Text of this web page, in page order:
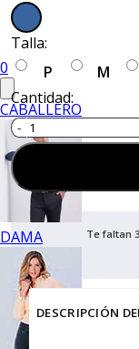
0
CABALLERO
DAMA
Talla:
P
M
Cantidad:
Te faltan
DESCRIPCIÓN